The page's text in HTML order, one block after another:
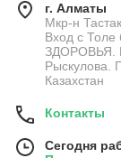
г. Алматы
Мкр-н
Вход с Толе
ЗДОРОВЬЯ.
Рыскулова.
Казахстан
Контакты
Сегодня